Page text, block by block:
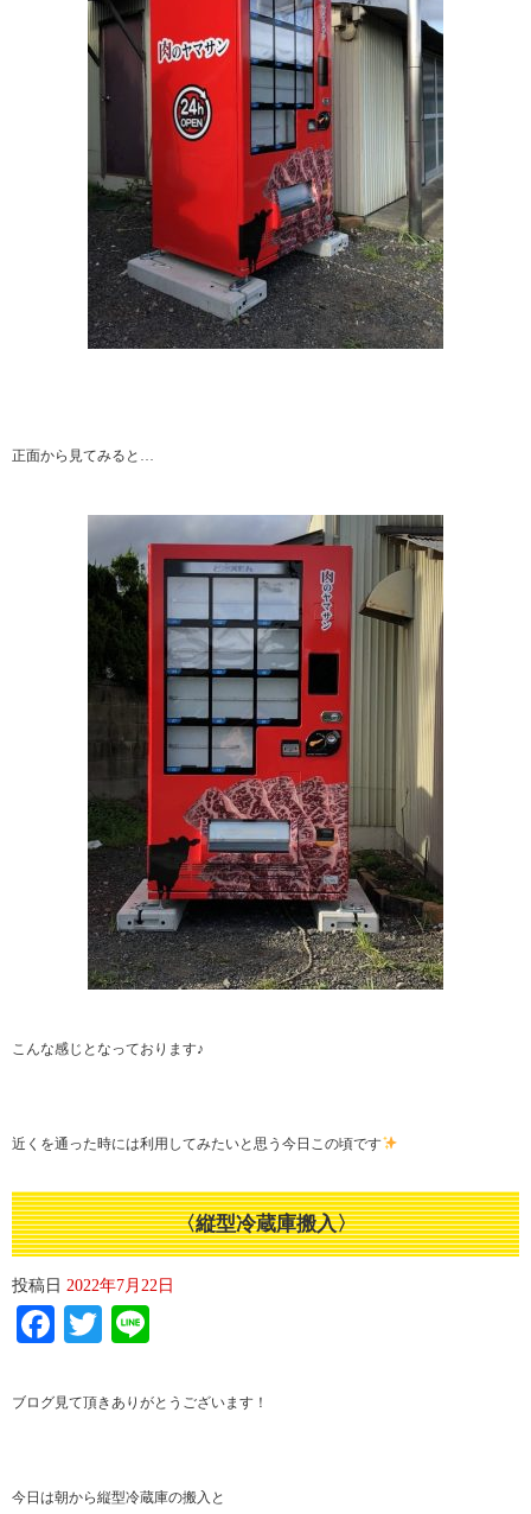
正面から見てみると…
こんな感じとなっております♪
近くを通った時には利用してみたいと思う今日この頃です
〈縦型冷蔵庫搬入〉
投稿日 2022年7月22日
Facebook
Twitter
ブログ見て頂きありがとうございます！
今日は朝から縦型冷蔵庫の搬入と